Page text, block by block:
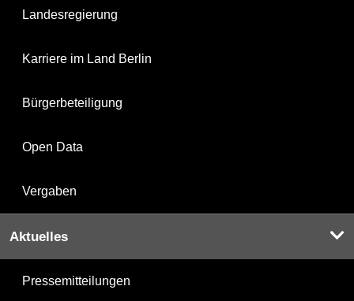
Landesregierung
Karriere im Land Berlin
Bürgerbeteiligung
Open Data
Vergaben
Aktuelles
Pressemitteilungen